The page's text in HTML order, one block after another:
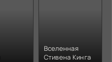
Вселенная
Стивена Кинга